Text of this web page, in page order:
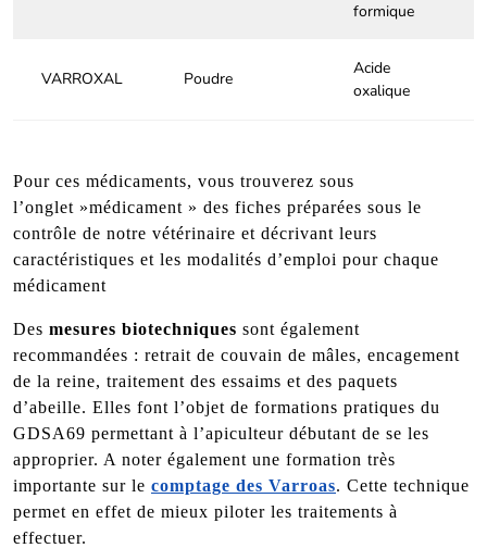
formique
VARROXAL Poudre
Acide
oxalique
Pour ces médicaments, vous trouverez sous
l’onglet »médicament » des fiches préparées sous le
contrôle de notre vétérinaire et décrivant leurs
caractéristiques et les modalités d’emploi pour chaque
médicament
Des mesures biotechniques sont également
recommandées : retrait de couvain de mâles, encagement
de la reine, traitement des essaims et des paquets
d’abeille. Elles font l’objet de formations pratiques du
GDSA69 permettant à l’apiculteur débutant de se les
approprier. A noter également une formation très
importante sur le comptage des Varroas. Cette technique
permet en effet de mieux piloter les traitements à
effectuer.